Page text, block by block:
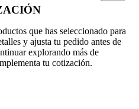
que has seleccionado para
y ajusta tu pedido antes de
explorando más de
tu cotización.